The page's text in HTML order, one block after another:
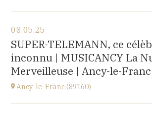
Eglise de Pompierre-sur-Doubs (25340)
3 chemin de l'église
at20H00
08.05.25
SUPER-TELEMANN, ce
inconnu | MUSICANCY La
Merveilleuse | Ancy-le-
Ancy-le-Franc (89160)